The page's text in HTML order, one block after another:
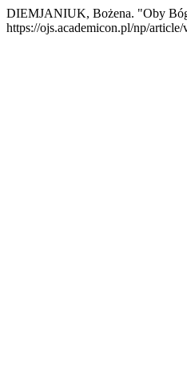
DIEMJANIUK, Bożena. "Oby Bóg
https://ojs.academicon.pl/np/